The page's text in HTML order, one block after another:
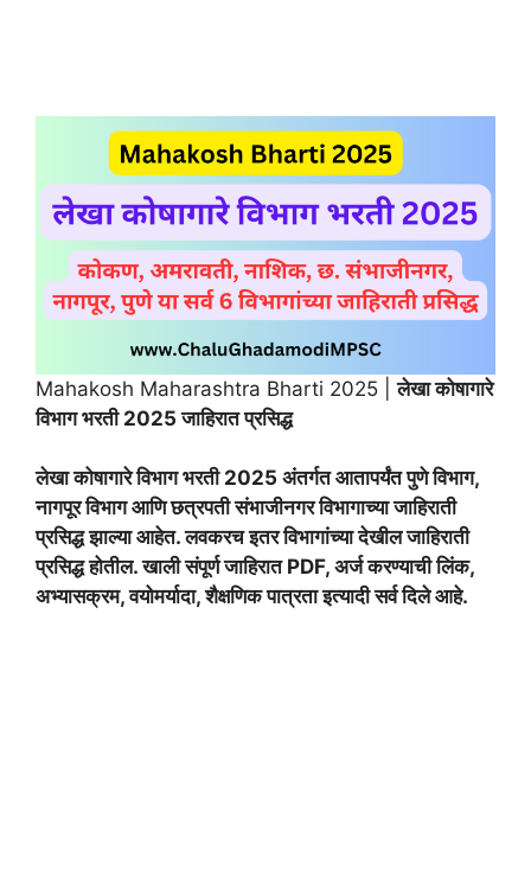
Mahakosh Maharashtra Bharti 2025 |लेखा कोषागारे
विभाग भरती 2025 जाहिरात प्रसिद्ध
लेखा कोषागारे विभाग भरती 2025 अंतर्गत आतापर्यंत पुणे विभाग,
नागपूर विभाग आणि छत्रपती संभाजीनगर विभागाच्या जाहिराती
प्रसिद्ध झाल्या आहेत. लवकरच इतर विभागांच्या देखील जाहिराती
प्रसिद्ध होतील. खाली संपूर्ण जाहिरात PDF, अर्ज करण्याची लिंक,
अभ्यासक्रम, वयोमर्यादा, शैक्षणिक पात्रता इत्यादी सर्व दिले आहे.